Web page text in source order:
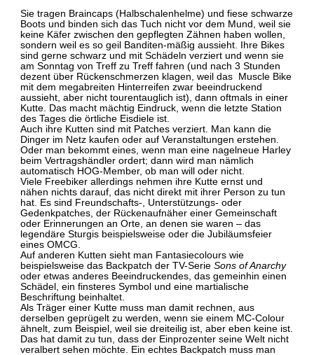
Sie tragen Braincaps (Halbschalenhelme) und fiese schwarze
Boots und binden sich das Tuch nicht vor dem Mund, weil sie
keine Käfer zwischen den gepflegten Zähnen haben wollen,
sondern weil es so geil Banditen-mäßig aussieht. Ihre Bikes
sind gerne schwarz und mit Schädeln verziert und wenn sie
am Sonntag von Treff zu Treff fahren (und nach 3 Stunden
dezent über Rückenschmerzen klagen, weil das Muscle Bike
mit dem megabreiten Hinterreifen zwar beeindruckend
aussieht, aber nicht tourentauglich ist), dann oftmals in einer
Kutte. Das macht mächtig Eindruck, wenn die letzte Station
des Tages die örtliche Eisdiele ist.
Auch ihre Kutten sind mit Patches verziert. Man kann die
Dinger im Netz kaufen oder auf Veranstaltungen erstehen.
Oder man bekommt eines, wenn man eine nagelneue Harley
beim Vertragshändler ordert; dann wird man nämlich
automatisch HOG-Member, ob man will oder nicht.
Viele Freebiker allerdings nehmen ihre Kutte ernst und
nähen nichts darauf, das nicht direkt mit ihrer Person zu tun
hat. Es sind Freundschafts-, Unterstützungs- oder
Gedenkpatches, der Rückenaufnäher einer Gemeinschaft
oder Erinnerungen an Orte, an denen sie waren – das
legendäre Sturgis beispielsweise oder die Jubiläumsfeier
eines OMCG.
Auf anderen Kutten sieht man Fantasiecolours wie
beispielsweise das Backpatch der TV-SerieSons of Anarchy
oder etwas anderes Beeindruckendes, das gemeinhin einen
Schädel, ein finsteres Symbol und eine martialische
Beschriftung beinhaltet.
Als Träger einer Kutte muss man damit rechnen, aus
derselben geprügelt zu werden, wenn sie einem MC-Colour
ähnelt, zum Beispiel, weil sie dreiteilig ist, aber eben keine ist.
Das hat damit zu tun, dass der Einprozenter seine Welt nicht
veralbert sehen möchte. Ein echtes Backpatch muss man